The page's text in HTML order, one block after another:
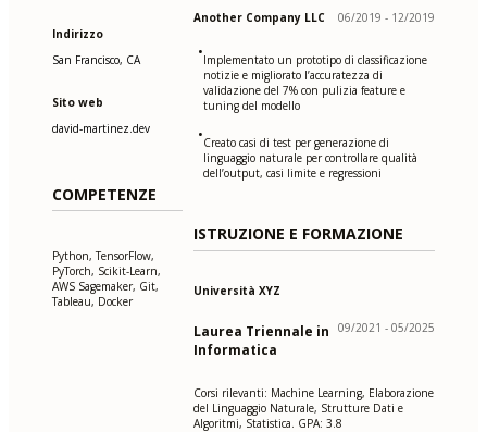
Indirizzo
San Francisco, CA
Sito web
david-martinez.dev
COMPETENZE
Python, TensorFlow,
PyTorch, Scikit-Learn,
AWS Sagemaker, Git,
Tableau, Docker
Another Company LLC 06/2019 - 12/2019
•Implementato un prototipo di classificazione
notizie e migliorato l’accuratezza di
validazione del 7% con pulizia feature e
tuning del modello
•Creato casi di test per generazione di
linguaggio naturale per controllare qualità
dell’output, casi limite e regressioni
ISTRUZIONE E FORMAZIONE
Università XYZ
Laurea Triennale in
Informatica
09/2021 - 05/2025
Corsi rilevanti: Machine Learning, Elaborazione
del Linguaggio Naturale, Strutture Dati e
Algoritmi, Statistica. GPA: 3.8